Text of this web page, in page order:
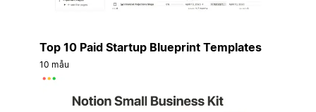
Top 10 Paid Startup Blueprint Templates
10 mẫu